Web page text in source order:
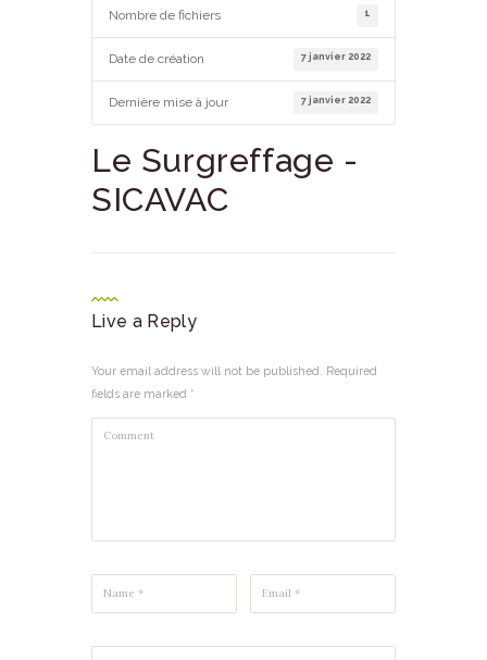
Nombre de fichiers 1
Date de création 7 janvier 2022
Dernière mise à jour 7 janvier 2022
Le Surgreffage -
SICAVAC
Live a Reply
Your email address will not be published. Required
fields are marked *